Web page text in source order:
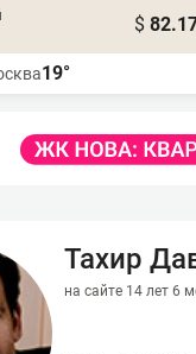
$
19°
Тахир
на сайте 14 лет 6